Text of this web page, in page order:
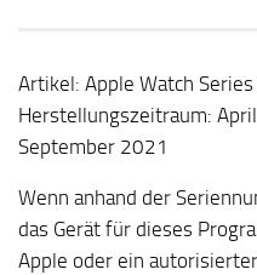
Artikel: Apple Watch
Herstellungszeitraum:
September 2021
Wenn anhand der
das Gerät für dieses
Apple oder ein